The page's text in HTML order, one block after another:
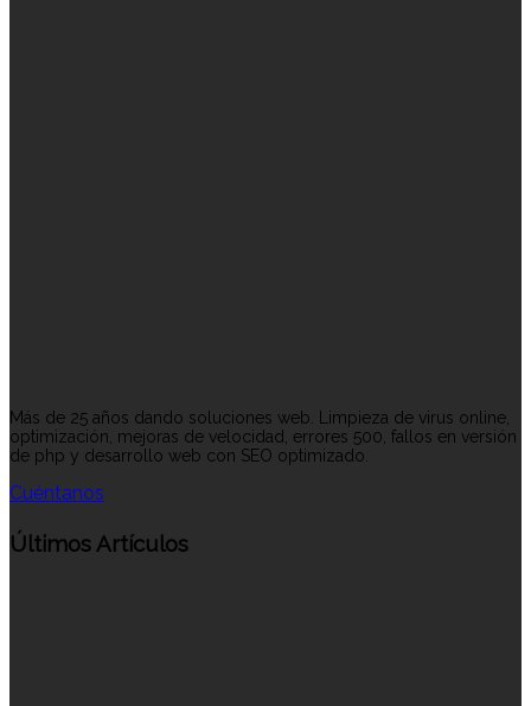
Más de 25 años dando soluciones web. Limpieza de virus online,
optimización, mejoras de velocidad, errores 500, fallos en versión
de php y desarrollo web con SEO optimizado.
Cuéntanos
Últimos Artículos